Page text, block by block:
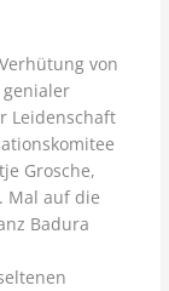
von
Leidenschaft
Grosche,
Mal auf die
Badura